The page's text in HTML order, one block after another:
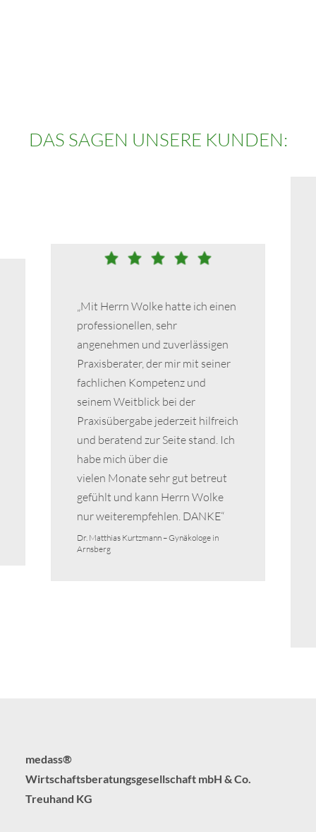
DAS SAGEN UNSERE KUNDEN:
„Mit Herrn Wolke hatte ich einen
professionellen, sehr
angenehmen und zuverlässigen
Praxisberater, der mir mit seiner
fachlichen Kompetenz und
seinem Weitblick bei der
Praxisübergabe jederzeit hilfreich
und beratend zur Seite stand. Ich
habe mich über die
vielen Monate sehr gut betreut
gefühlt und kann Herrn Wolke
nur weiterempfehlen. DANKE“
Dr. Matthias Kurtzmann – Gynäkologe in
Arnsberg
medass®
Wirtschaftsberatungsgesellschaft mbH & Co.
Treuhand KG